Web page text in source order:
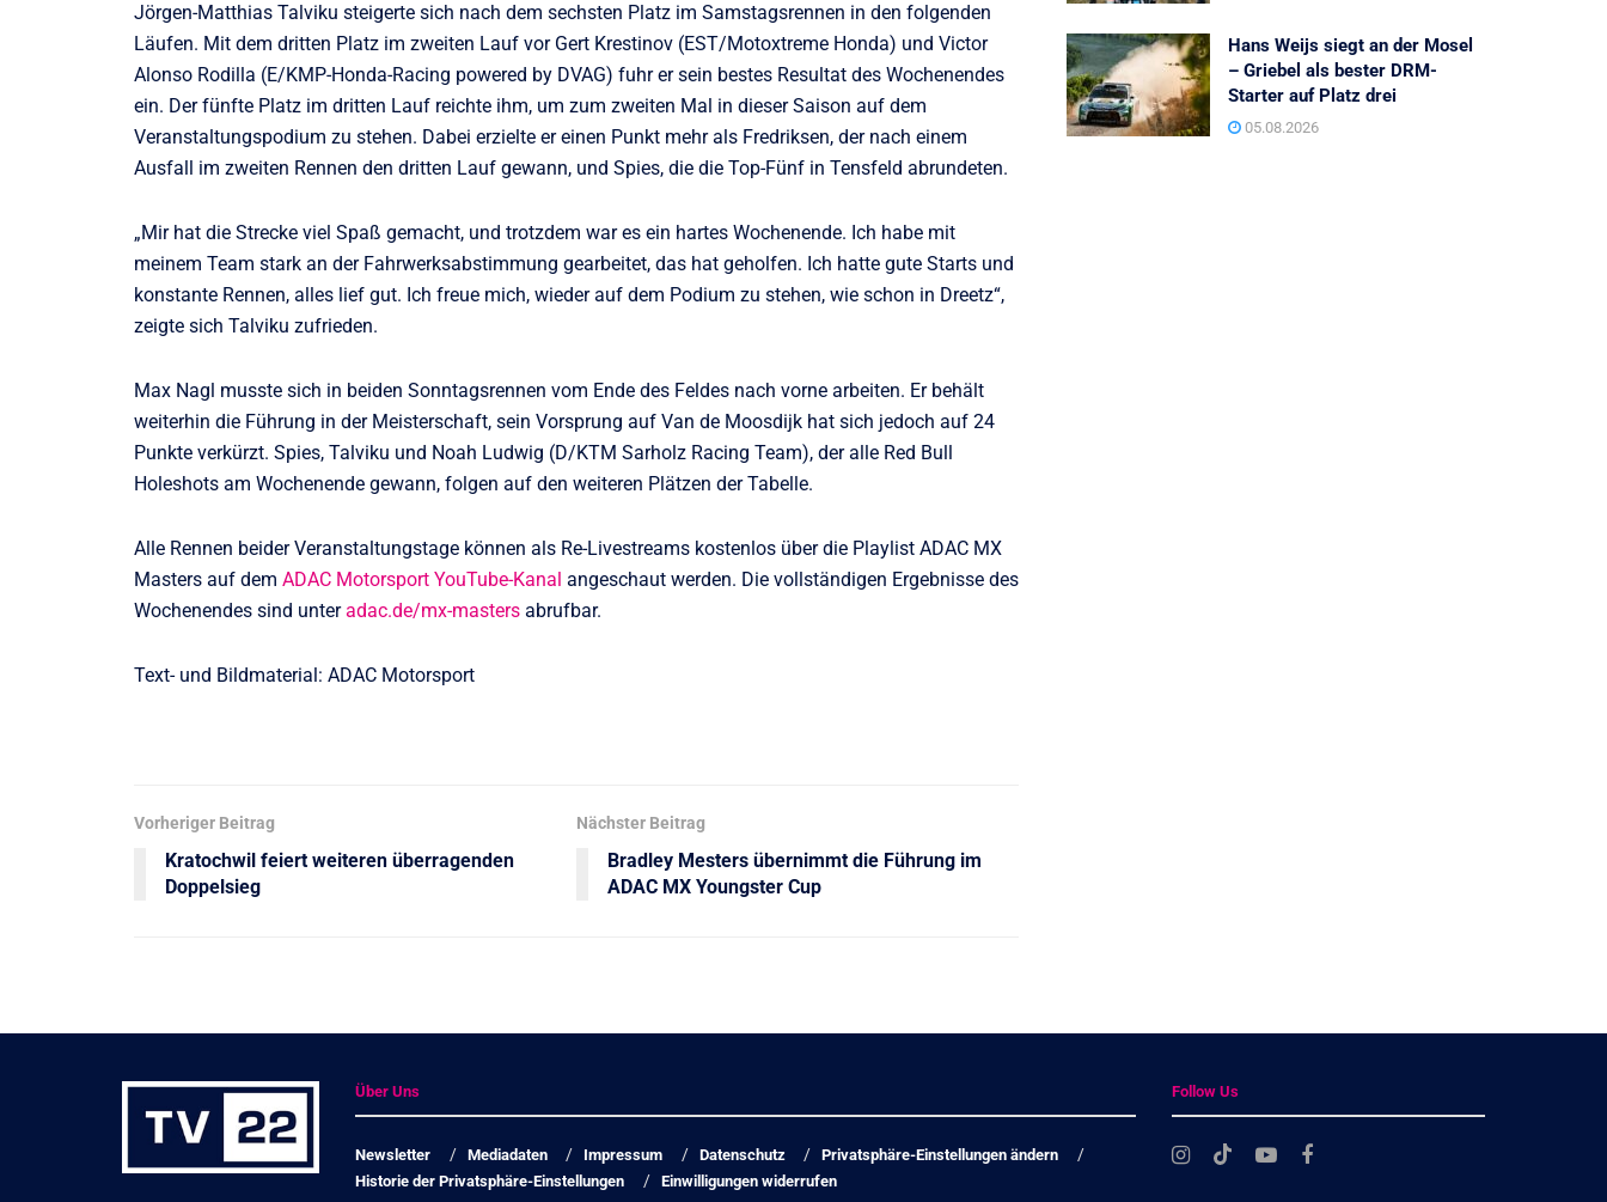
Jörgen-Matthias Talviku steigerte sich nach dem sechsten Platz im Samstagsrennen in den folgenden
Läufen. Mit dem dritten Platz im zweiten Lauf vor Gert Krestinov (EST/Motoxtreme Honda) und Victor
Alonso Rodilla (E/KMP-Honda-Racing powered by DVAG) fuhr er sein bestes Resultat des Wochenendes
ein. Der fünfte Platz im dritten Lauf reichte ihm, um zum zweiten Mal in dieser Saison auf dem
Veranstaltungspodium zu stehen. Dabei erzielte er einen Punkt mehr als Fredriksen, der nach einem
Ausfall im zweiten Rennen den dritten Lauf gewann, und Spies, die die Top-Fünf in Tensfeld abrundeten.
„Mir hat die Strecke viel Spaß gemacht, und trotzdem war es ein hartes Wochenende. Ich habe mit
meinem Team stark an der Fahrwerksabstimmung gearbeitet, das hat geholfen. Ich hatte gute Starts und
konstante Rennen, alles lief gut. Ich freue mich, wieder auf dem Podium zu stehen, wie schon in Dreetz“,
zeigte sich Talviku zufrieden.
Max Nagl musste sich in beiden Sonntagsrennen vom Ende des Feldes nach vorne arbeiten. Er behält
weiterhin die Führung in der Meisterschaft, sein Vorsprung auf Van de Moosdijk hat sich jedoch auf 24
Punkte verkürzt. Spies, Talviku und Noah Ludwig (D/KTM Sarholz Racing Team), der alle Red Bull
Holeshots am Wochenende gewann, folgen auf den weiteren Plätzen der Tabelle.
Alle Rennen beider Veranstaltungstage können als Re-Livestreams kostenlos über die Playlist ADAC MX
Masters auf dem ADAC Motorsport YouTube-Kanal angeschaut werden. Die vollständigen Ergebnisse des
Wochenendes sind unteradac.de/mx-masters abrufbar.
Text- und Bildmaterial: ADAC Motorsport
Vorheriger Beitrag
Kratochwil feiert weiteren überragenden
Doppelsieg
Nächster Beitrag
Bradley Mesters übernimmt die Führung im
ADAC MX Youngster Cup
Hans Weijs siegt an der Mosel
– Griebel als bester DRM-
Starter auf Platz drei
05.08.2026
Über Uns
Newsletter Mediadaten Impressum Datenschutz
Privatsphäre-Einstellungen ändern
Historie der Privatsphäre-Einstellungen
Einwilligungen widerrufen
Follow Us